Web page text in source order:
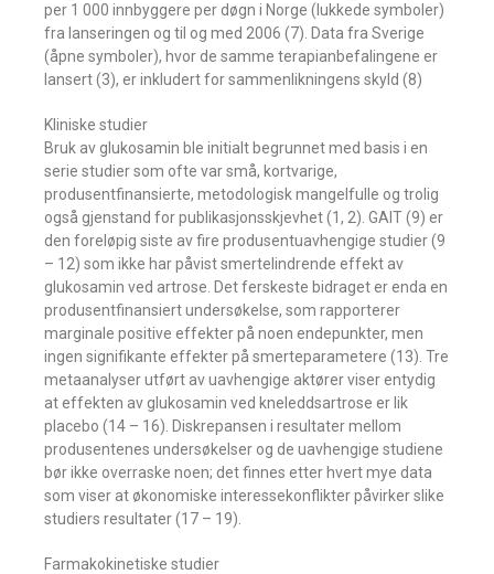
per 1 000 innbyggere per døgn i Norge (lukkede symboler)
fra lanseringen og til og med 2006 (7). Data fra Sverige
(åpne symboler), hvor de samme terapianbefalingene er
lansert (3), er inkludert for sammenlikningens skyld (8)
Kliniske studier
Bruk av glukosamin ble initialt begrunnet med basis i en
serie studier som ofte var små, kortvarige,
produsentfinansierte, metodologisk mangelfulle og trolig
også gjenstand for publikasjonsskjevhet (1, 2). GAIT (9) er
den foreløpig siste av fire produsentuavhengige studier (9
– 12) som ikke har påvist smertelindrende effekt av
glukosamin ved artrose. Det ferskeste bidraget er enda en
produsentfinansiert undersøkelse, som rapporterer
marginale positive effekter på noen endepunkter, men
ingen signifikante effekter på smerteparametere (13). Tre
metaanalyser utført av uavhengige aktører viser entydig
at effekten av glukosamin ved kneleddsartrose er lik
placebo (14 – 16). Diskrepansen i resultater mellom
produsentenes undersøkelser og de uavhengige studiene
bør ikke overraske noen; det finnes etter hvert mye data
som viser at økonomiske interessekonflikter påvirker slike
studiers resultater (17 – 19).
Farmakokinetiske studier